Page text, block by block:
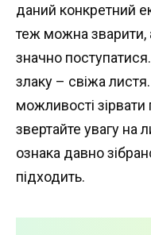
даний конкретний
теж можна зварити,
значно
злаку – свіжа
можливості зірвати
звертайте увагу на
ознака давно
підходить.